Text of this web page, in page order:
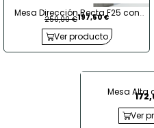
Mesa Dirección Recta F25 con
Pasacables de Forma 5
250,00 €197,50 €
Ver producto
Mesa Alta
Rectangular
Ver